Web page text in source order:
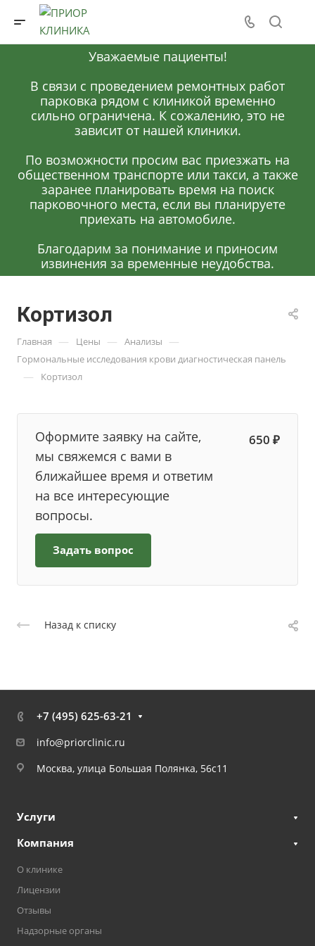
Уважаемые пациенты!
В связи с проведением ремонтных работ
парковка рядом с клиникой временно
сильно ограничена. К сожалению, это не
зависит от нашей клиники.
По возможности просим вас приезжать на
общественном транспорте или такси, а также
заранее планировать время на поиск
парковочного места, если вы планируете
приехать на автомобиле.
Благодарим за понимание и приносим
извинения за временные неудобства.
Кортизол
Главная — Цены — Анализы —
Гормональные исследования крови диагностическая панель
— Кортизол
Оформите заявку на сайте,
мы свяжемся с вами в
ближайшее время и ответим
на все интересующие
вопросы.
650 ₽
Задать вопрос
Назад к списку
+7 (495) 625-63-21
info@priorclinic.ru
Москва, улица Большая Полянка, 56с11
Услуги
Компания
О клинике
Лицензии
Отзывы
Надзорные органы